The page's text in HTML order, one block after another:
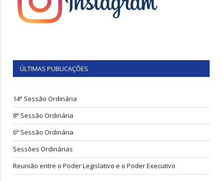
ÚLTIMAS PUBLICAÇÕES
14ª Sessão Ordinária
8ª Sessão Ordinária
6ª Sessão Ordinária
Sessões Ordinárias
Reunião entre o Poder Legislativo e o Poder Executivo